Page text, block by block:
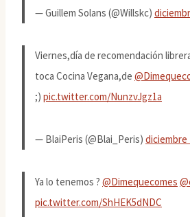
— Guillem Solans (@Willskc)
Viernes,día de recomendación
toca Cocina Vegana,de
;) pic.twitter.com/NunzvJgz1a
— BlaiPeris (@Blai_Peris) diciembre
Ya lo tenemos ? @Dimequecomes
pic.twitter.com/ShHEK5dNDC